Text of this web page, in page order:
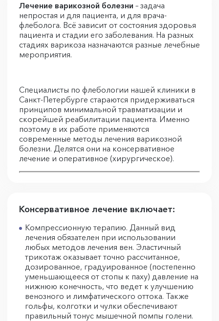
Лечение варикозной болезни – задача
непростая и для пациента, и для врача-
флеболога. Всё зависит от состояния здоровья
пациента и стадии его заболевания. На разных
стадиях варикоза назначаются разные лечебные
мероприятия.
Специалисты по флебологии нашей клиники в
Санкт-Петербурге стараются придерживаться
принципов минимальной травматизации и
скорейшей реабилитации пациента. Именно
поэтому в их работе применяются
современные методы лечения варикозной
болезни. Делятся они на консервативное
лечение и оперативное (хирургическое).
Консервативное лечение включает:
Компрессионную терапию. Данный вид
лечения обязателен при использовании
любых методов лечения вен. Эластичный
трикотаж оказывает точно рассчитанное,
дозированное, градуированное (постепенно
уменьшающееся от стопы к паху) давление на
нижнюю конечность, что ведет к улучшению
венозного и лимфатического оттока. Также
гольфы, колготки и чулки обеспечивают
правильный тонус мышечной помпы голени.